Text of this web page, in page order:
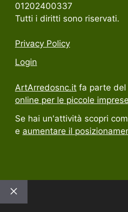
01202400337
Tutti i diritti sono riservati.
Privacy Policy
Login
ArtArredosnc.it fa parte del
online per le piccole imprese
Se hai un'attività scopri
e aumentare il
Chiudi